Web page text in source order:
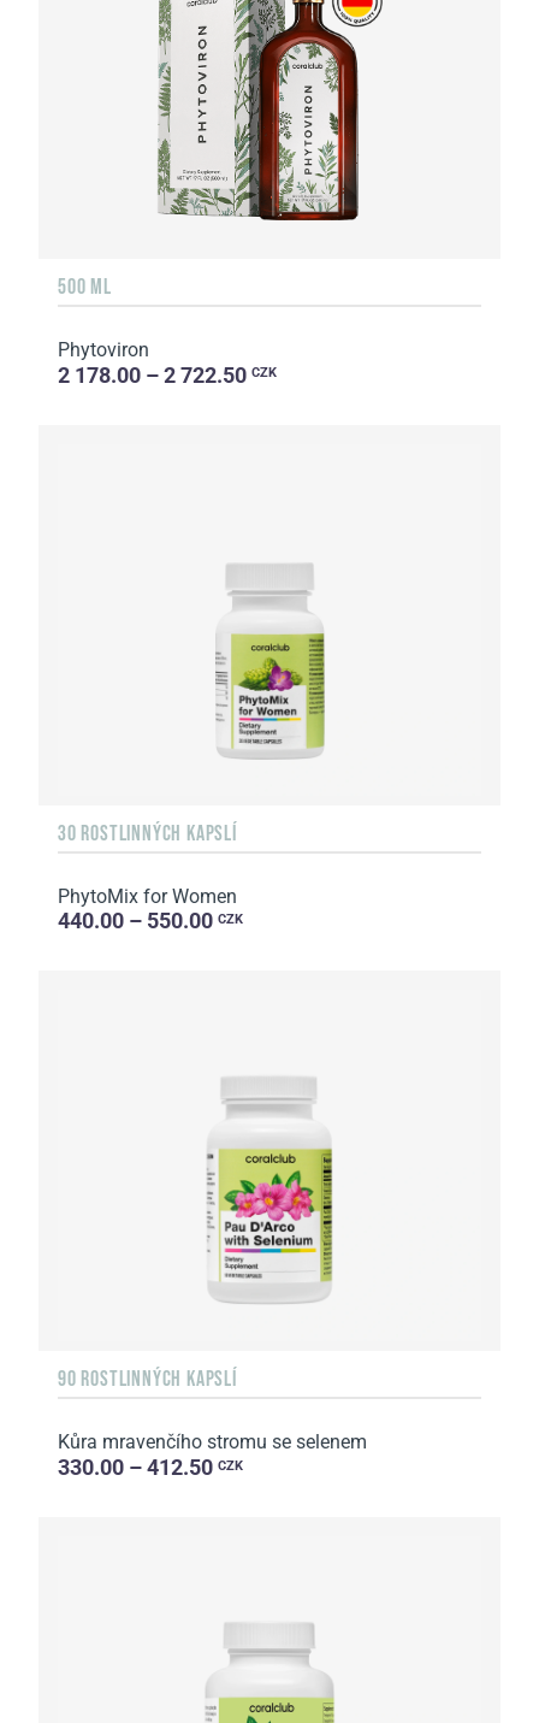
500 ML
Phytoviron
2 178.00 – 2 722.50 CZK
30 ROSTLINNÝCH KAPSLÍ
PhytoMix for Women
440.00 – 550.00 CZK
90 ROSTLINNÝCH KAPSLÍ
Kůra mravenčího stromu se selenem
330.00 – 412.50 CZK